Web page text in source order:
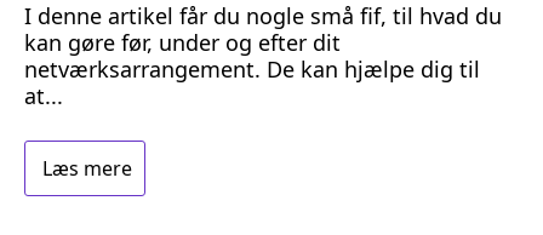
I denne artikel får du nogle små fif, til hvad du
kan gøre før, under og efter dit
netværksarrangement. De kan hjælpe dig til
at...
Læs mere